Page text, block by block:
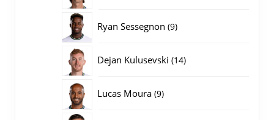
Ryan Sessegnon 99
Dejan Kulusevski 1414
Lucas Moura 99